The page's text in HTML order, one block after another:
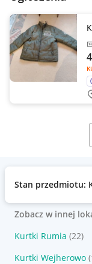
Stan przedmiotu:
Zobacz w innej
Kurtki Rumia (22)
Kurtki Wejherowo